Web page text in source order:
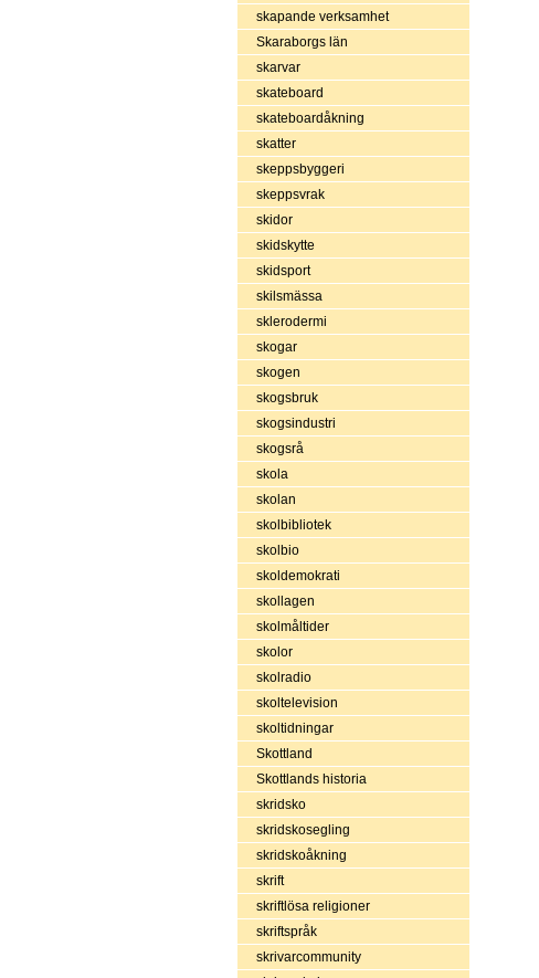
skapande verksamhet
Skaraborgs län
skarvar
skateboard
skateboardåkning
skatter
skeppsbyggeri
skeppsvrak
skidor
skidskytte
skidsport
skilsmässa
sklerodermi
skogar
skogen
skogsbruk
skogsindustri
skogsrå
skola
skolan
skolbibliotek
skolbio
skoldemokrati
skollagen
skolmåltider
skolor
skolradio
skoltelevision
skoltidningar
Skottland
Skottlands historia
skridsko
skridskosegling
skridskoåkning
skrift
skriftlösa religioner
skriftspråk
skrivarcommunity